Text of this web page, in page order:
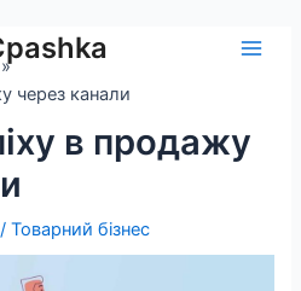
через канали
в продажу
/Товарний бізнес